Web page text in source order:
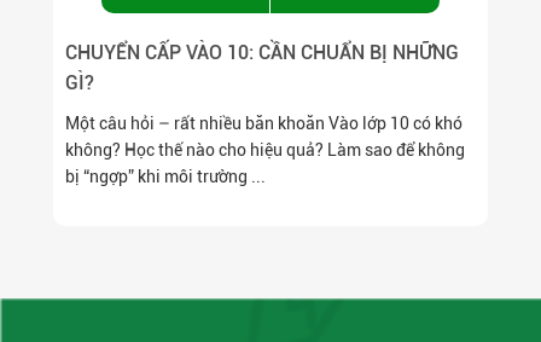
CHUYỂN CẤP VÀO 10: CẦN CHUẨN BỊ NHỮNG
GÌ?
Một câu hỏi – rất nhiều băn khoăn Vào lớp 10 có khó
không? Học thế nào cho hiệu quả? Làm sao để không
bị “ngợp” khi môi trường ...